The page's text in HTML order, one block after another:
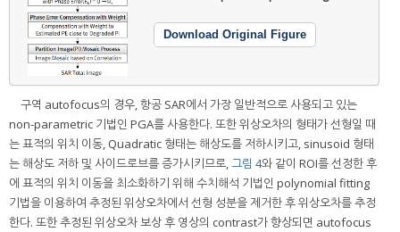
Download Original Figure
구역 autofocus의 경우, 항공 SAR에서 가장 일반적으로 사용되고 있는
non-parametric 기법인 PGA를 사용한다. 또한 위상오차의 형태가 선형일 때
는 표적의 위치 이동, Quadratic 형태는 해상도를 저하시키고, sinusoid 형태
는 해상도 저하 및 사이드로브를 증가시키므로, 그림 4와 같이 ROI를 선정한 후
에 표적의 위치 이동을 최소화하기 위해 수치해석 기법인 polynomial fitting
기법을 이용하여 추정된 위상오차에서 선형 성분을 제거한 후 위상오차를 추정
한다. 또한 추정된 위상오차 보상 후 영상의 contrast가 향상되면 autofocus